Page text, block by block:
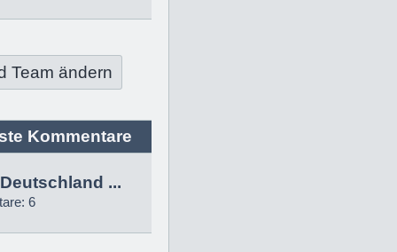
Team ändern
Kommentare
...
6